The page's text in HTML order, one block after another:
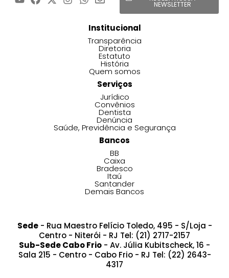
NEWSLETTER
Institucional
Transparência
Diretoria
Estatuto
História
Quem somos
Serviços
Jurídico
Convênios
Dentista
Denúncia
Saúde, Previdência e Segurança
Bancos
BB
Caixa
Bradesco
Itaú
Santander
Demais Bancos
Sede- Rua Maestro Felício Toledo, 495 - S/Loja -
Centro - Niterói - RJ Tel: (21) 2717-2157
Sub-Sede Cabo Frio - Av. Júlia Kubitscheck, 16 -
Sala 215 - Centro - Cabo Frio - RJ Tel: (22) 2643-
4317